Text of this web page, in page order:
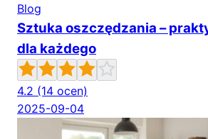
Blog
Sztuka oszczędzania –
dla każdego
4.2 (14 ocen)
2025-09-04